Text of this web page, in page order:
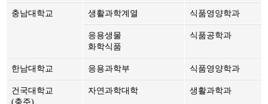
충남대학교 생활과학계열 식품영양학과
응용생물
화학식품
식품공학과
한남대학교 응용과학부 식품영양학과
건국대학교
(충주)
자연과학대학 생활과학과